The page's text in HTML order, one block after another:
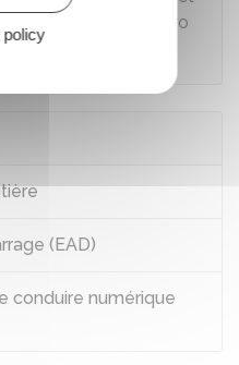
avec son numéro
(EAD)
conduire numérique